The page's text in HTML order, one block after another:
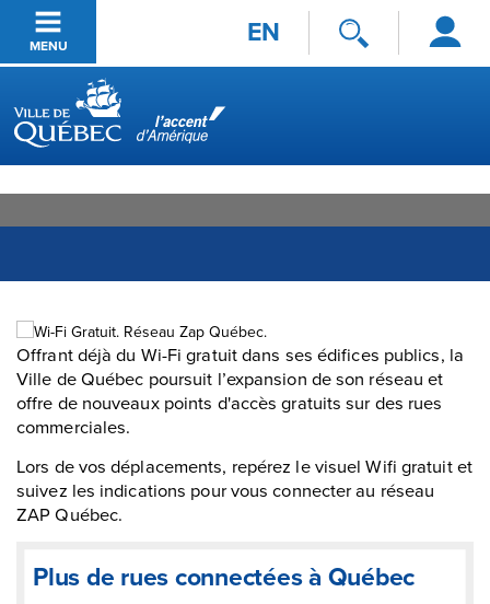
Passer au contenu principal
MENU EN
Se
connecter
Ville de Québec
Offrant déjà du Wi-Fi gratuit dans ses édifices publics, la
Ville de Québec poursuit l’expansion de son réseau et
offre de nouveaux points d'accès gratuits sur des rues
commerciales.
Lors de vos déplacements, repérez le visuel Wifi gratuit et
suivez les indications pour vous connecter au réseau
ZAP Québec.
Plus de rues connectées à Québec